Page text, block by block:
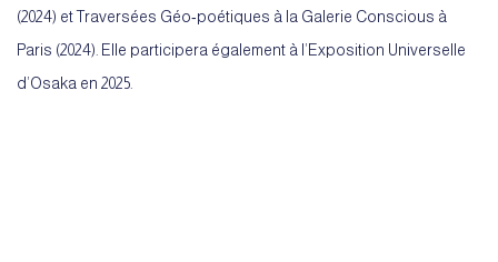
(2024) et Traversées Géo‑poétiques à la Galerie Conscious à
Paris (2024). Elle participera également à l’Exposition Universelle
d’Osaka en 2025.